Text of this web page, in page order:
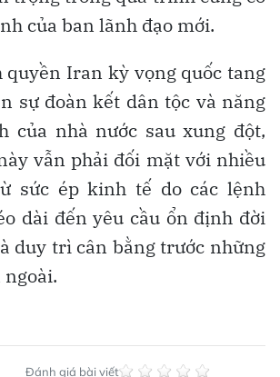
của ban lãnh đạo mới.
quyền Iran kỳ vọng quốc tang
sự đoàn kết dân tộc và năng
của nhà nước sau xung đột,
vẫn phải đối mặt với nhiều
sức ép kinh tế do các lệnh
dài đến yêu cầu ổn định đời
duy trì cân bằng trước những
ngoài.
Đánh giá bài viết